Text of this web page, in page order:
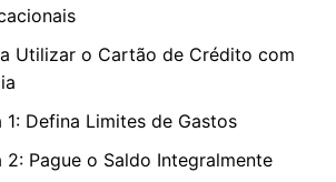
Utilizar o Cartão de Crédito com
1: Defina Limites de Gastos
2: Pague o Saldo Integralmente